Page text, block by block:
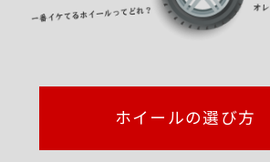
ホイールの選び